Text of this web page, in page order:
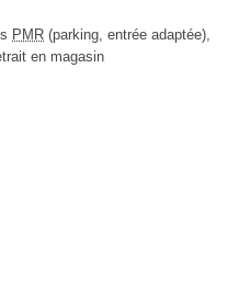
PMR (parking, entrée adaptée),
en magasin